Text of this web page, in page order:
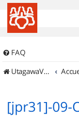
FAQ
UtagawaVTT (Randos VTT et VTTAE avec traces GPS)
[jpr31]-09-